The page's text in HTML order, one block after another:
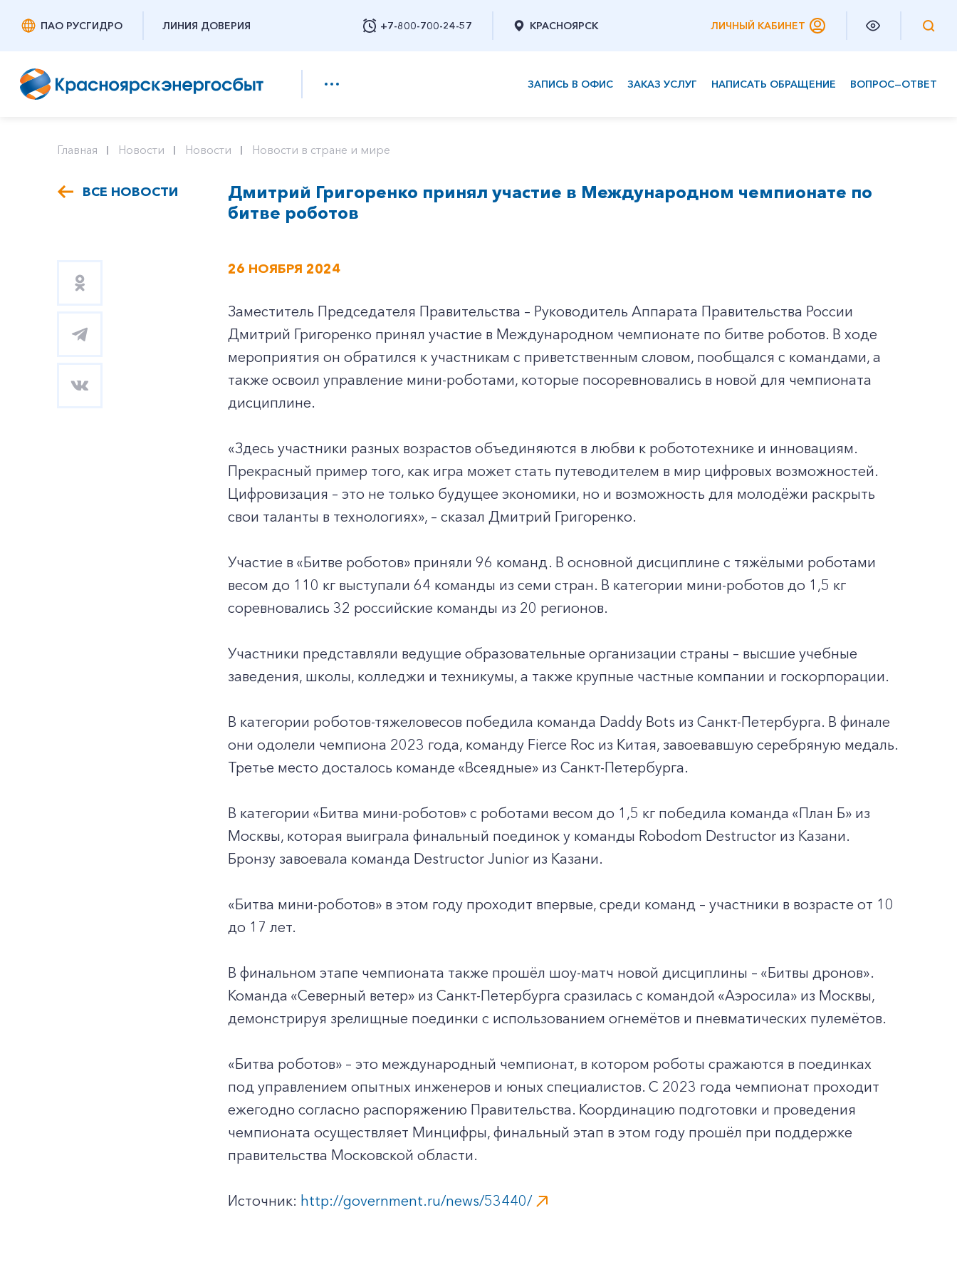
ПАО РУСГИДРО ЛИНИЯ ДОВЕРИЯ +7-800-700-24-57
Заказать обратный звонок
КРАСНОЯРСК ЛИЧНЫЙ КАБИНЕТ
ЗАПИСЬ В ОФИС ЗАКАЗ УСЛУГ НАПИСАТЬ ОБРАЩЕНИЕ ВОПРОС—ОТВЕТ
+7-800-700-24-57
Корпоративным клиентам
Главная Новости Новости Новости в стране и мире
ВСЕ НОВОСТИ
Дмитрий Григоренко принял участие в Международном чемпионате по
битве роботов
26 НОЯБРЯ 2024
Заместитель Председателя Правительства – Руководитель Аппарата Правительства России
Дмитрий Григоренко принял участие в Международном чемпионате по битве роботов. В ходе
мероприятия он обратился к участникам с приветственным словом, пообщался с командами, а
также освоил управление мини-роботами, которые посоревновались в новой для чемпионата
дисциплине.
«Здесь участники разных возрастов объединяются в любви к робототехнике и инновациям.
Прекрасный пример того, как игра может стать путеводителем в мир цифровых возможностей.
Цифровизация – это не только будущее экономики, но и возможность для молодёжи раскрыть
свои таланты в технологиях», – сказал Дмитрий Григоренко.
Участие в «Битве роботов» приняли 96 команд. В основной дисциплине с тяжёлыми роботами
весом до 110 кг выступали 64 команды из семи стран. В категории мини-роботов до 1,5 кг
соревновались 32 российские команды из 20 регионов.
Участники представляли ведущие образовательные организации страны – высшие учебные
заведения, школы, колледжи и техникумы, а также крупные частные компании и госкорпорации.
В категории роботов-тяжеловесов победила команда Daddy Bots из Санкт-Петербурга. В финале
они одолели чемпиона 2023 года, команду Fierce Roc из Китая, завоевавшую серебряную медаль.
Третье место досталось команде «Всеядные» из Санкт-Петербурга.
В категории «Битва мини-роботов» с роботами весом до 1,5 кг победила команда «План Б» из
Москвы, которая выиграла финальный поединок у команды Robodom Destructor из Казани.
Бронзу завоевала команда Destructor Junior из Казани.
«Битва мини-роботов» в этом году проходит впервые, среди команд – участники в возрасте от 10
до 17 лет.
В финальном этапе чемпионата также прошёл шоу-матч новой дисциплины – «Битвы дронов».
Команда «Северный ветер» из Санкт-Петербурга сразилась с командой «Аэросила» из Москвы,
демонстрируя зрелищные поединки с использованием огнемётов и пневматических пулемётов.
«Битва роботов» – это международный чемпионат, в котором роботы сражаются в поединках
под управлением опытных инженеров и юных специалистов. С 2023 года чемпионат проходит
ежегодно согласно распоряжению Правительства. Координацию подготовки и проведения
чемпионата осуществляет Минцифры, финальный этап в этом году прошёл при поддержке
правительства Московской области.
Источник: http://government.ru/news/53440/